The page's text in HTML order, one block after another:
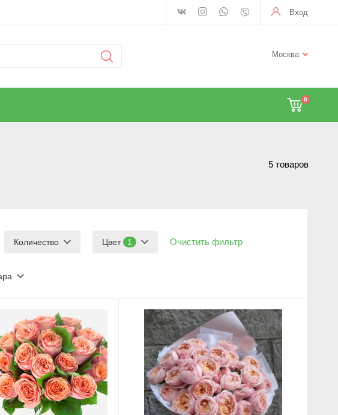
Вход
Москва
0
5 товаров
Количество Цвет 1 Очистить фильтр